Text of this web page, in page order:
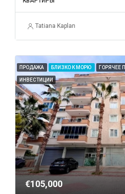
Tatiana Kaplan
ПРОДАЖА БЛИЗКО К МОРЮ ГОРЯЧЕЕ
ИНВЕСТИЦИИ
€105,000